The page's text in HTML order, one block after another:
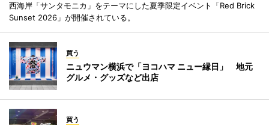
西海岸「サンタモニカ」をテーマにした夏季限定イベント「Red Brick
Sunset 2026」が開催されている。
買う
ニュウマン横浜で「ヨコハマ ニュー縁日」 地元
グルメ・グッズなど出店
買う